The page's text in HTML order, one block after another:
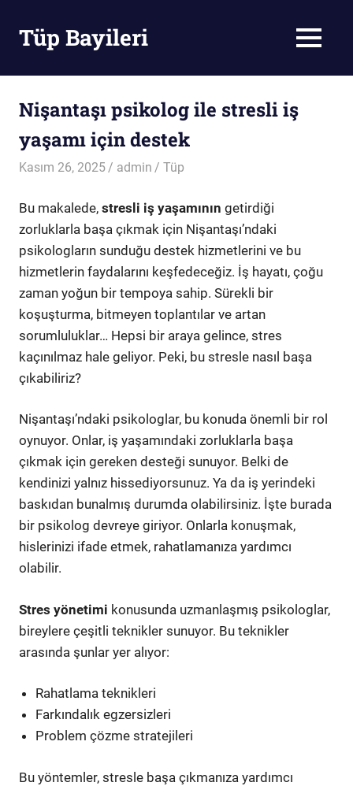
contentTüp Bayileri MENU
Nişantaşı psikolog ile stresli iş
yaşamı için destek
Kasım 26, 2025 admin Tüp
Bu makalede, stresli iş yaşamının getirdiği
zorluklarla başa çıkmak için Nişantaşı’ndaki
psikologların sunduğu destek hizmetlerini ve bu
hizmetlerin faydalarını keşfedeceğiz. İş hayatı, çoğu
zaman yoğun bir tempoya sahip. Sürekli bir
koşuşturma, bitmeyen toplantılar ve artan
sorumluluklar… Hepsi bir araya gelince, stres
kaçınılmaz hale geliyor. Peki, bu stresle nasıl başa
çıkabiliriz?
Nişantaşı’ndaki psikologlar, bu konuda önemli bir rol
oynuyor. Onlar, iş yaşamındaki zorluklarla başa
çıkmak için gereken desteği sunuyor. Belki de
kendinizi yalnız hissediyorsunuz. Ya da iş yerindeki
baskıdan bunalmış durumda olabilirsiniz. İşte burada
bir psikolog devreye giriyor. Onlarla konuşmak,
hislerinizi ifade etmek, rahatlamanıza yardımcı
olabilir.
Stres yönetimi konusunda uzmanlaşmış psikologlar,
bireylere çeşitli teknikler sunuyor. Bu teknikler
arasında şunlar yer alıyor:
Rahatlama teknikleri
Farkındalık egzersizleri
Problem çözme stratejileri
Bu yöntemler, stresle başa çıkmanıza yardımcı